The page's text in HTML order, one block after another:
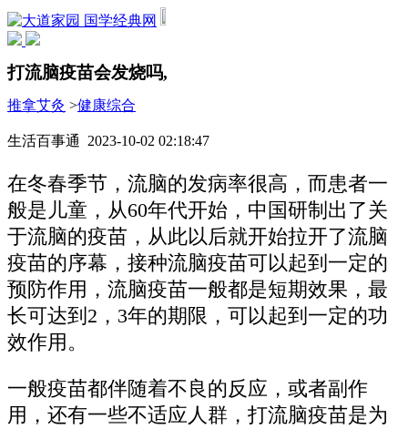
国学经典网
打流脑疫苗会发烧吗,
推拿艾灸 >健康综合
生活百事通 2023-10-02 02:18:47
在冬春季节，流脑的发病率很高，而患者一
般是儿童，从60年代开始，中国研制出了关
于流脑的疫苗，从此以后就开始拉开了流脑
疫苗的序幕，接种流脑疫苗可以起到一定的
预防作用，流脑疫苗一般都是短期效果，最
长可达到2，3年的期限，可以起到一定的功
效作用。
一般疫苗都伴随着不良的反应，或者副作
用，还有一些不适应人群，打流脑疫苗是为